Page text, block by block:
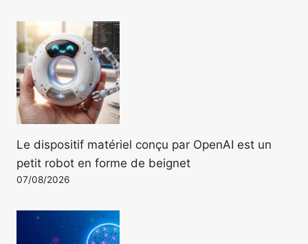
Le dispositif matériel conçu par OpenAI est un
petit robot en forme de beignet
07/08/2026